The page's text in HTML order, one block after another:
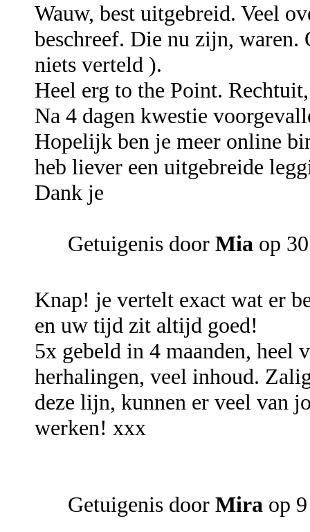
Wauw, best uitgebreid. Veel
beschreef. Die nu zijn,
niets verteld ).
Heel erg to the Point.
Na 4 dagen kwestie
Hopelijk ben je meer online
heb liever een uitgebreide
Dank je
Getuigenis door Mia op
Knap! je vertelt exact wat er
en uw tijd zit altijd goed!
5x gebeld in 4 maanden, heel
herhalingen, veel inhoud.
deze lijn, kunnen er veel van
werken! xxx
Getuigenis door Mira op